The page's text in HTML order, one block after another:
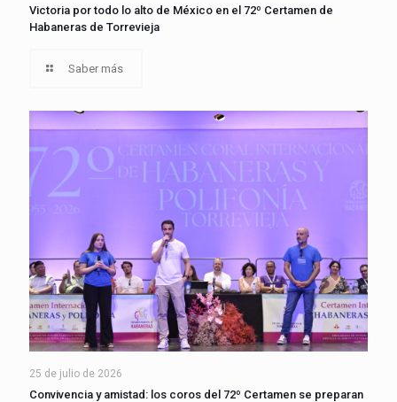
Victoria por todo lo alto de México en el 72º Certamen de
Habaneras de Torrevieja
Saber más
25 de julio de 2026
Convivencia y amistad: los coros del 72º Certamen se preparan